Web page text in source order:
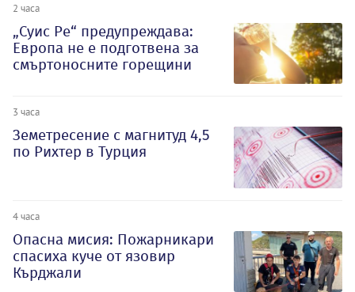
2 часа
„Суис Ре“ предупреждава:
Европа не е подготвена за
смъртоносните горещини
3 часа
Земетресение с магнитуд 4,5
по Рихтер в Турция
4 часа
Опасна мисия: Пожарникари
спасиха куче от язовир
Кърджали